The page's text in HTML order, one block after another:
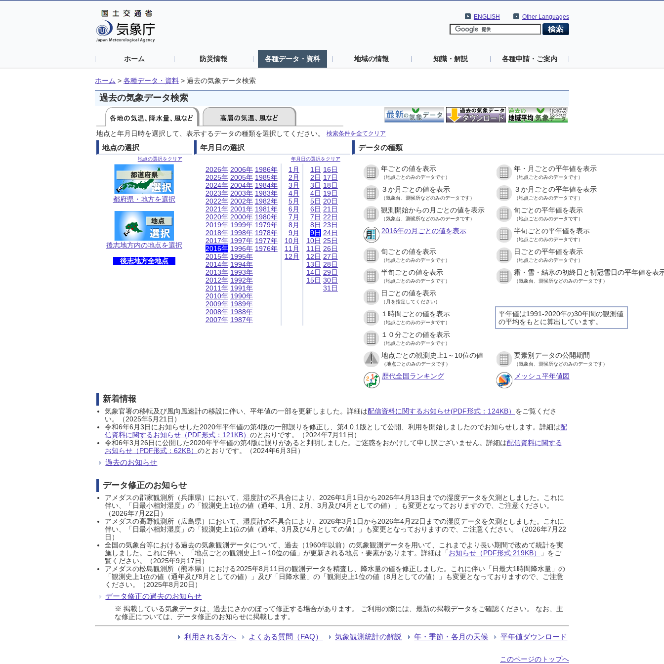
Other Languages
ENGLISH
ホーム 防災情報 各種データ・資料 地域の情報 知識・解説 各種申請・ご案内
ホーム > 各種データ・資料 > 過去の気象データ検索
過去の気象データ検索
地点と年月日時を選択して、表示するデータの種類を選択してください。 検索条件を全てクリア
地点の選択
地点の選択をクリア
都府県・地方を選択
後志地方内の地点を選択
後志地方全地点
年月日の選択
年月日の選択をクリア
2026年
2025年
2024年
2023年
2022年
2021年
2020年
2019年
2018年
2017年
2016年
2015年
2014年
2013年
2012年
2011年
2010年
2009年
2008年
2007年
2006年
2005年
2004年
2003年
2002年
2001年
2000年
1999年
1998年
1997年
1996年
1995年
1994年
1993年
1992年
1991年
1990年
1989年
1988年
1987年
1986年
1985年
1984年
1983年
1982年
1981年
1980年
1979年
1978年
1977年
1976年
1月
2月
3月
4月
5月
6月
7月
8月
9月
10月
11月
12月
1日
2日
3日
4日
5日
6日
7日
8日
9日
10日
11日
12日
13日
14日
15日
16日
17日
18日
19日
20日
21日
22日
23日
24日
25日
26日
27日
28日
29日
30日
31日
データの種類
年ごとの値を表示
（地点ごとのみのデータです）
年・月ごとの平年値を表示
（地点ごとのみのデータです）
３か月ごとの値を表示
（気象台、測候所などのみのデータです）
３か月ごとの平年値を表示
（地点ごとのみのデータです）
観測開始からの月ごとの値を表示
（気象台、測候所などのみのデータです）
旬ごとの平年値を表示
（地点ごとのみのデータです）
2016年の月ごとの値を表示 半旬ごとの平年値を表示
（地点ごとのみのデータです）
旬ごとの値を表示
（地点ごとのみのデータです）
日ごとの平年値を表示
（地点ごとのみのデータです）
半旬ごとの値を表示
（地点ごとのみのデータです）
霜・雪・結氷の初終日と初冠雪日の平年値を表
（気象台、測候所などのみのデータです）
日ごとの値を表示
（月を指定してください）
平年値は1991-2020年の30年間の観測値
の平均をもとに算出しています。
１時間ごとの値を表示
（地点ごとのみのデータです）
１０分ごとの値を表示
（地点ごとのみのデータです）
地点ごとの観測史上1～10位の値
（地点ごとのみのデータです）
要素別データの公開期間
（気象台、測候所などのみのデータです）
歴代全国ランキング メッシュ平年値図
新着情報
気象官署の移転及び風向風速計の移設に伴い、平年値の一部を更新しました。詳細は配信資料に関するお知らせ(PDF形式：124KB） をご覧くださ
い。（2025年5月21日）
令和6年6月3日にお知らせした2020年平年値の第4版の一部誤りを修正し、第4.0.1版として公開、利用を開始しましたのでお知らせします。詳細は配
信資料に関するお知らせ（PDF形式：121KB） のとおりです。（2024年7月11日）
令和6年3月26日に公開した2020年平年値の第4版に誤りがあると判明しました。ご迷惑をおかけして申し訳ございません。詳細は配信資料に関する
お知らせ（PDF形式：62KB） のとおりです。（2024年6月3日）
過去のお知らせ
データ修正のお知らせ
アメダスの郡家観測所（兵庫県）において、湿度計の不具合により、2026年1月1日から2026年4月13日までの湿度データを欠測としました。これに
伴い、「日最小相対湿度」の「観測史上1位の値（通年、1月、2月、3月及び4月としての値）」も変更となっておりますので、ご注意ください。
（2026年7月22日）
アメダスの高野観測所（広島県）において、湿度計の不具合により、2026年3月1日から2026年4月22日までの湿度データを欠測としました。これに
伴い、「日最小相対湿度」の「観測史上1位の値（通年、3月及び4月としての値）」も変更となっておりますので、ご注意ください。（2026年7月22
日）
全国の気象台等における過去の気象観測データについて、過去（1960年以前）の気象観測データを用いて、これまでより長い期間で改めて統計を実
施しました。これに伴い、「地点ごとの観測史上1～10位の値」が更新される地点・要素があります。詳細は「お知らせ（PDF形式:219KB）
」をご
覧ください。（2025年9月17日）
アメダスの松島観測所（熊本県）における2025年8月11日の観測データを精査し、降水量の値を修正しました。これに伴い「日最大1時間降水量」の
「観測史上1位の値（通年及び8月としての値）」及び「日降水量」の「観測史上1位の値（8月としての値）」も変更となっておりますので、ご注意
ください。（2025年8月20日）
データ修正の過去のお知らせ
※ 掲載している気象データは、過去にさかのぼって修正する場合があります。 ご利用の際には、最新の掲載データをご確認ください。 なお、主
な修正については、データ修正のお知らせに掲載します。
利用される方へ よくある質問（FAQ） 気象観測統計の解説 年・季節・各月の天候 平年値ダウンロード
このページのトップへ